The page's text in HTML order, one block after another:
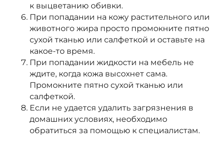
к выцветанию обивки.
При попадании на кожу растительного или
животного жира просто промокните пятно
сухой тканью или салфеткой и оставьте на
какое-то время.
При попадании жидкости на мебель не
ждите, когда кожа высохнет сама.
Промокните пятно сухой тканью или
салфеткой.
Если не удается удалить загрязнения в
домашних условиях, необходимо
обратиться за помощью к специалистам.
Каталог
Натуральная кожа
Искусственная кожа
Распродажа
Leder 99
Сертификаты
Отзывы